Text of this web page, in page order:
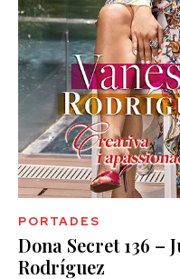
PORTADES
Dona Secret 136 –
Rodríguez